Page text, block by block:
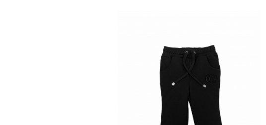
Trička,Topy / Košile
Mikiny
Mikiny
Mikiny
Máma & syn